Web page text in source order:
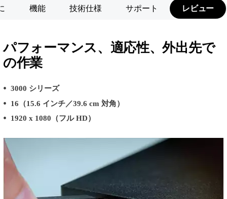
機能 技術仕様 サポート レビュー
パフォーマンス、適応性、外出先で
の作業
3000 シリーズ
16（15.6 インチ／39.6 cm 対角）
1920 x 1080（フル HD）